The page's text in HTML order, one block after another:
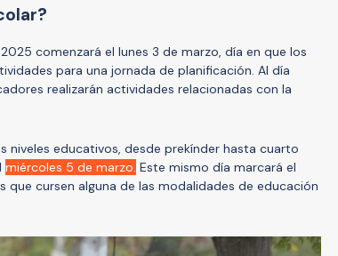
comenzará el lunes 3 de marzo, día en que los
para una jornada de planificación. Al día
realizarán actividades relacionadas con la
niveles educativos, desde prekínder hasta cuarto
miércoles 5 de marzo. Este mismo día marcará el
que cursen alguna de las modalidades de educación